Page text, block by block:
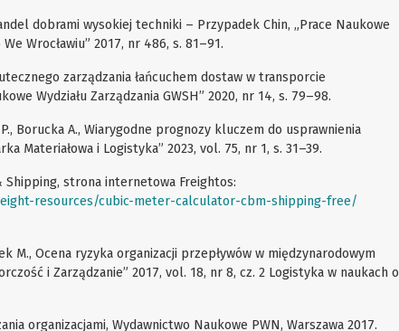
dobrami wysokiej techniki – Przypadek Chin, „Prace Naukowe
Wrocławiu” 2017, nr 486, s. 81–91.
zarządzania łańcuchem dostaw w transporcie
Wydziału Zarządzania GWSH” 2020, nr 14, s. 79–98.
P., Borucka A., Wiarygodne prognozy kluczem do usprawnienia
Materiałowa i Logistyka” 2023, vol. 75, nr 1, s. 31–39.
Shipping, strona internetowa Freightos:
resources/cubic-meter-calculator-cbm-shipping-free/
M., Ocena ryzyka organizacji przepływów w międzynarodowym
i Zarządzanie” 2017, vol. 18, nr 8, cz. 2 Logistyka w naukach o
organizacjami, Wydawnictwo Naukowe PWN, Warszawa 2017.